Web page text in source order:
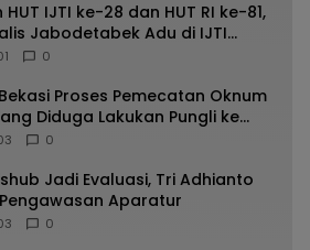
HUT IJTI ke-28 dan HUT RI ke-81,
Jabodetabek Adu di IJTI
Cup
0
Proses Pemecatan Oknum
Diduga Lakukan Pungli ke
0
Jadi Evaluasi, Tri Adhianto
Aparatur
0